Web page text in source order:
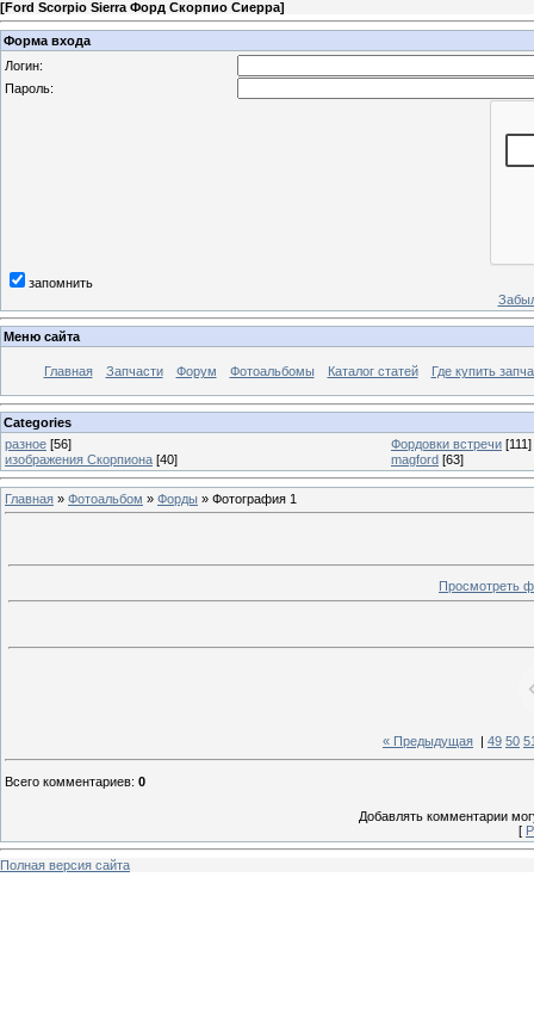
[Ford Scorpio Sierra Форд Скорпио Сиерра]
Форма входа
Логин:
Пароль:
запомнить
Меню сайта
Главная Запчасти Форум Фотоальбомы Каталог статей Где купить
Categories
разное [56] Фордовки встречи [111]
изображения Скорпиона [40] magford [63]
Главная » Фотоальбом » Форды » Фотография 1
Просмотреть
« Предыдущая 49 50
Всего комментариев: 0
Добавлять комментарии
[
Полная версия сайта